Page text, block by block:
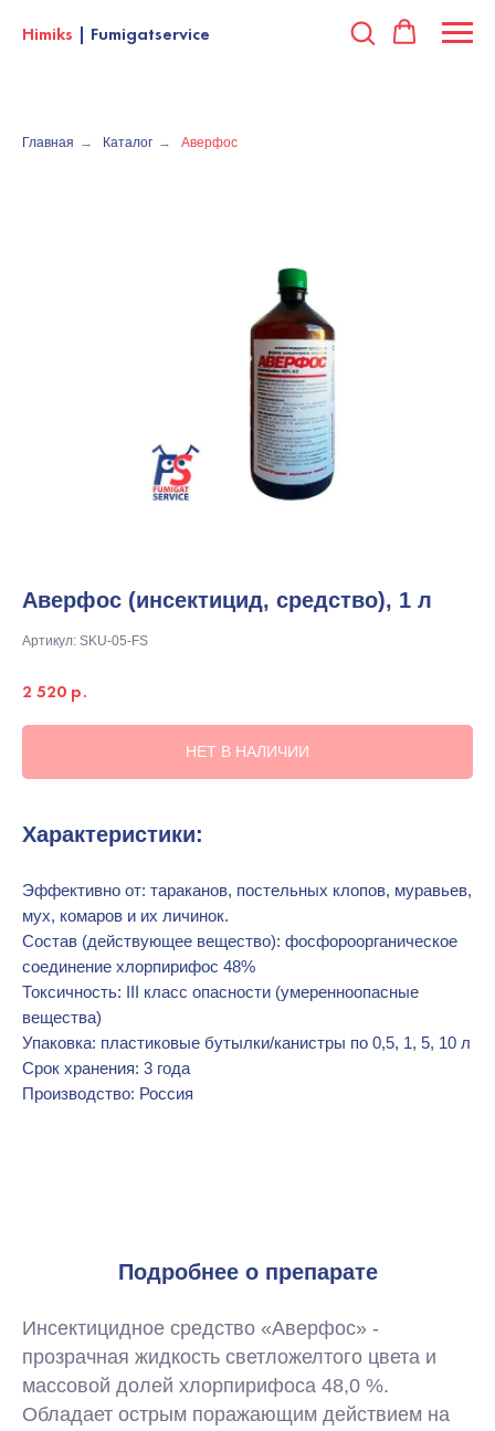
Himiks | Fumigatservice
Главная → Каталог → Аверфос
Аверфос (инсектицид, средство), 1 л
Артикул: SKU-05-FS
2 520 р.
НЕТ В НАЛИЧИИ
Характеристики:
Эффективно от: тараканов, постельных клопов, муравьев,
мух, комаров и их личинок.
Состав (действующее вещество): фосфороорганическое
соединение хлорпирифос 48%
Токсичность: III класс опасности (умеренноопасные
вещества)
Упаковка: пластиковые бутылки/канистры по 0,5, 1, 5, 10 л
Срок хранения: 3 года
Производство: Россия
Подробнее о препарате
Инсектицидное средство «Аверфос» -
прозрачная жидкость светложелтого цвета и
массовой долей хлорпирифоса 48,0 %.
Обладает острым поражающим действием на